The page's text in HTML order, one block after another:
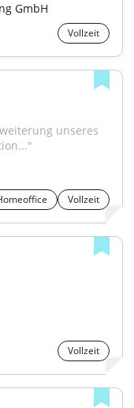
GmbH
Vollzeit
unseres
Vollzeit
Vollzeit